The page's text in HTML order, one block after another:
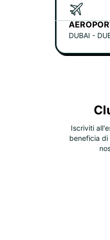
DUBAI -
Iscriviti
beneficia